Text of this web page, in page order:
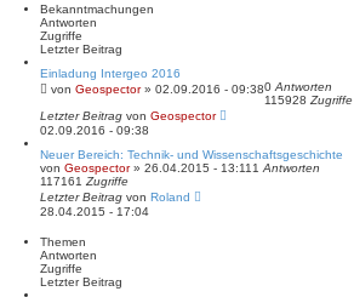
t
e
S
c
Bekanntmachungen
Antworten
Zugriffe
Letzter Beitrag
Einladung Intergeo 2016
von Geospector» 02.09.2016 - 09:380 Antworten
115928 Zugriffe
Letzter Beitrag von Geospector
02.09.2016 - 09:38
Neuer Bereich: Technik- und Wissenschaftsgeschichte
von Geospector» 26.04.2015 - 13:11 1 Antworten
117161 Zugriffe
Letzter Beitrag von Roland
28.04.2015 - 17:04
Themen
Antworten
Zugriffe
Letzter Beitrag